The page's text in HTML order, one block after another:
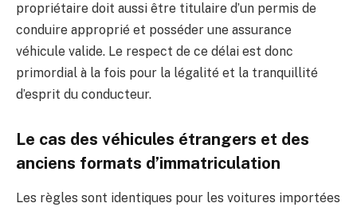
propriétaire doit aussi être titulaire d’un permis de
conduire approprié et posséder une assurance
véhicule valide. Le respect de ce délai est donc
primordial à la fois pour la légalité et la tranquillité
d’esprit du conducteur.
Le cas des véhicules étrangers et des
anciens formats d’immatriculation
Les règles sont identiques pour les voitures importées